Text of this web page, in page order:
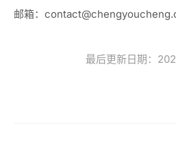
邮箱：
最后更新日期：